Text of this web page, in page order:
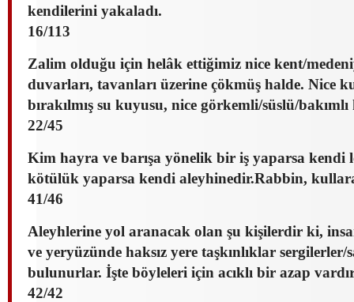
kendilerini yakaladı.
16/113
Zalim olduğu için helâk ettiğimiz nice kent/
duvarları, tavanları üzerine çökmüş halde. Nice
bırakılmış su kuyusu, nice görkemli/süslü/
22/45
Kim hayra ve barışa yönelik bir iş yaparsa kendi
kötülük yaparsa kendi aleyhinedir.Rabbin,
41/46
Aleyhlerine yol aranacak olan şu kişilerdir ki,
ve yeryüzünde haksız yere taşkınlıklar sergilerler/
bulunurlar. İşte böyleleri için acıklı bir azap
42/42